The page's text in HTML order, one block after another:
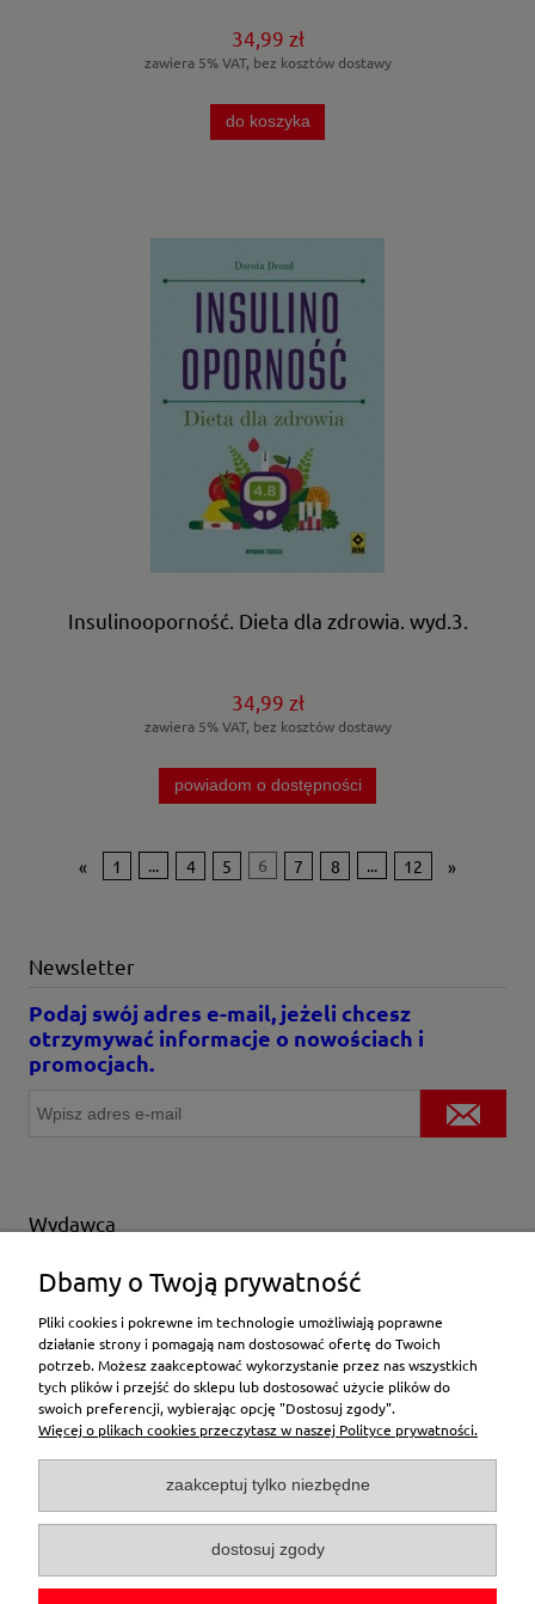
34,99 zł
zawiera 5% VAT, bez kosztów dostawy
do koszyka
Insulinooporność. Dieta dla zdrowia. wyd.3.
34,99 zł
zawiera 5% VAT, bez kosztów dostawy
powiadom o dostępności
« 1 ... 4 5 6 7 8 ... 12 »
Newsletter
Podaj swój adres e-mail, jeżeli chcesz
otrzymywać informacje o nowościach i
promocjach.
Wydawca
Wybierz producenta
Moje konto
Płatności i dostawa
Pomoc
O firmie
Dbamy o Twoją prywatność
Pliki cookies i pokrewne im technologie umożliwiają poprawne
działanie strony i pomagają nam dostosować ofertę do Twoich
potrzeb. Możesz zaakceptować wykorzystanie przez nas wszystkich
tych plików i przejść do sklepu lub dostosować użycie plików do
swoich preferencji, wybierając opcję "Dostosuj zgody".
Więcej o plikach cookies przeczytasz w naszej Polityce prywatności.
zaakceptuj tylko niezbędne
dostosuj zgody